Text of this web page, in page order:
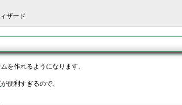
ザード
を作れるようになります。
が便利すぎるので、